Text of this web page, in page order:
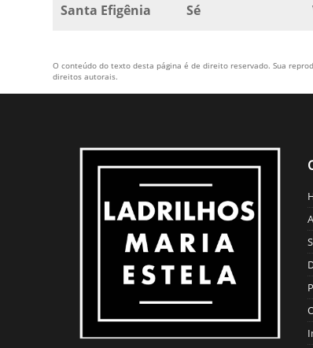
Santa Efigênia
Sé
O conteúdo do texto desta página é de direito reservado. Sua
direitos autorais.